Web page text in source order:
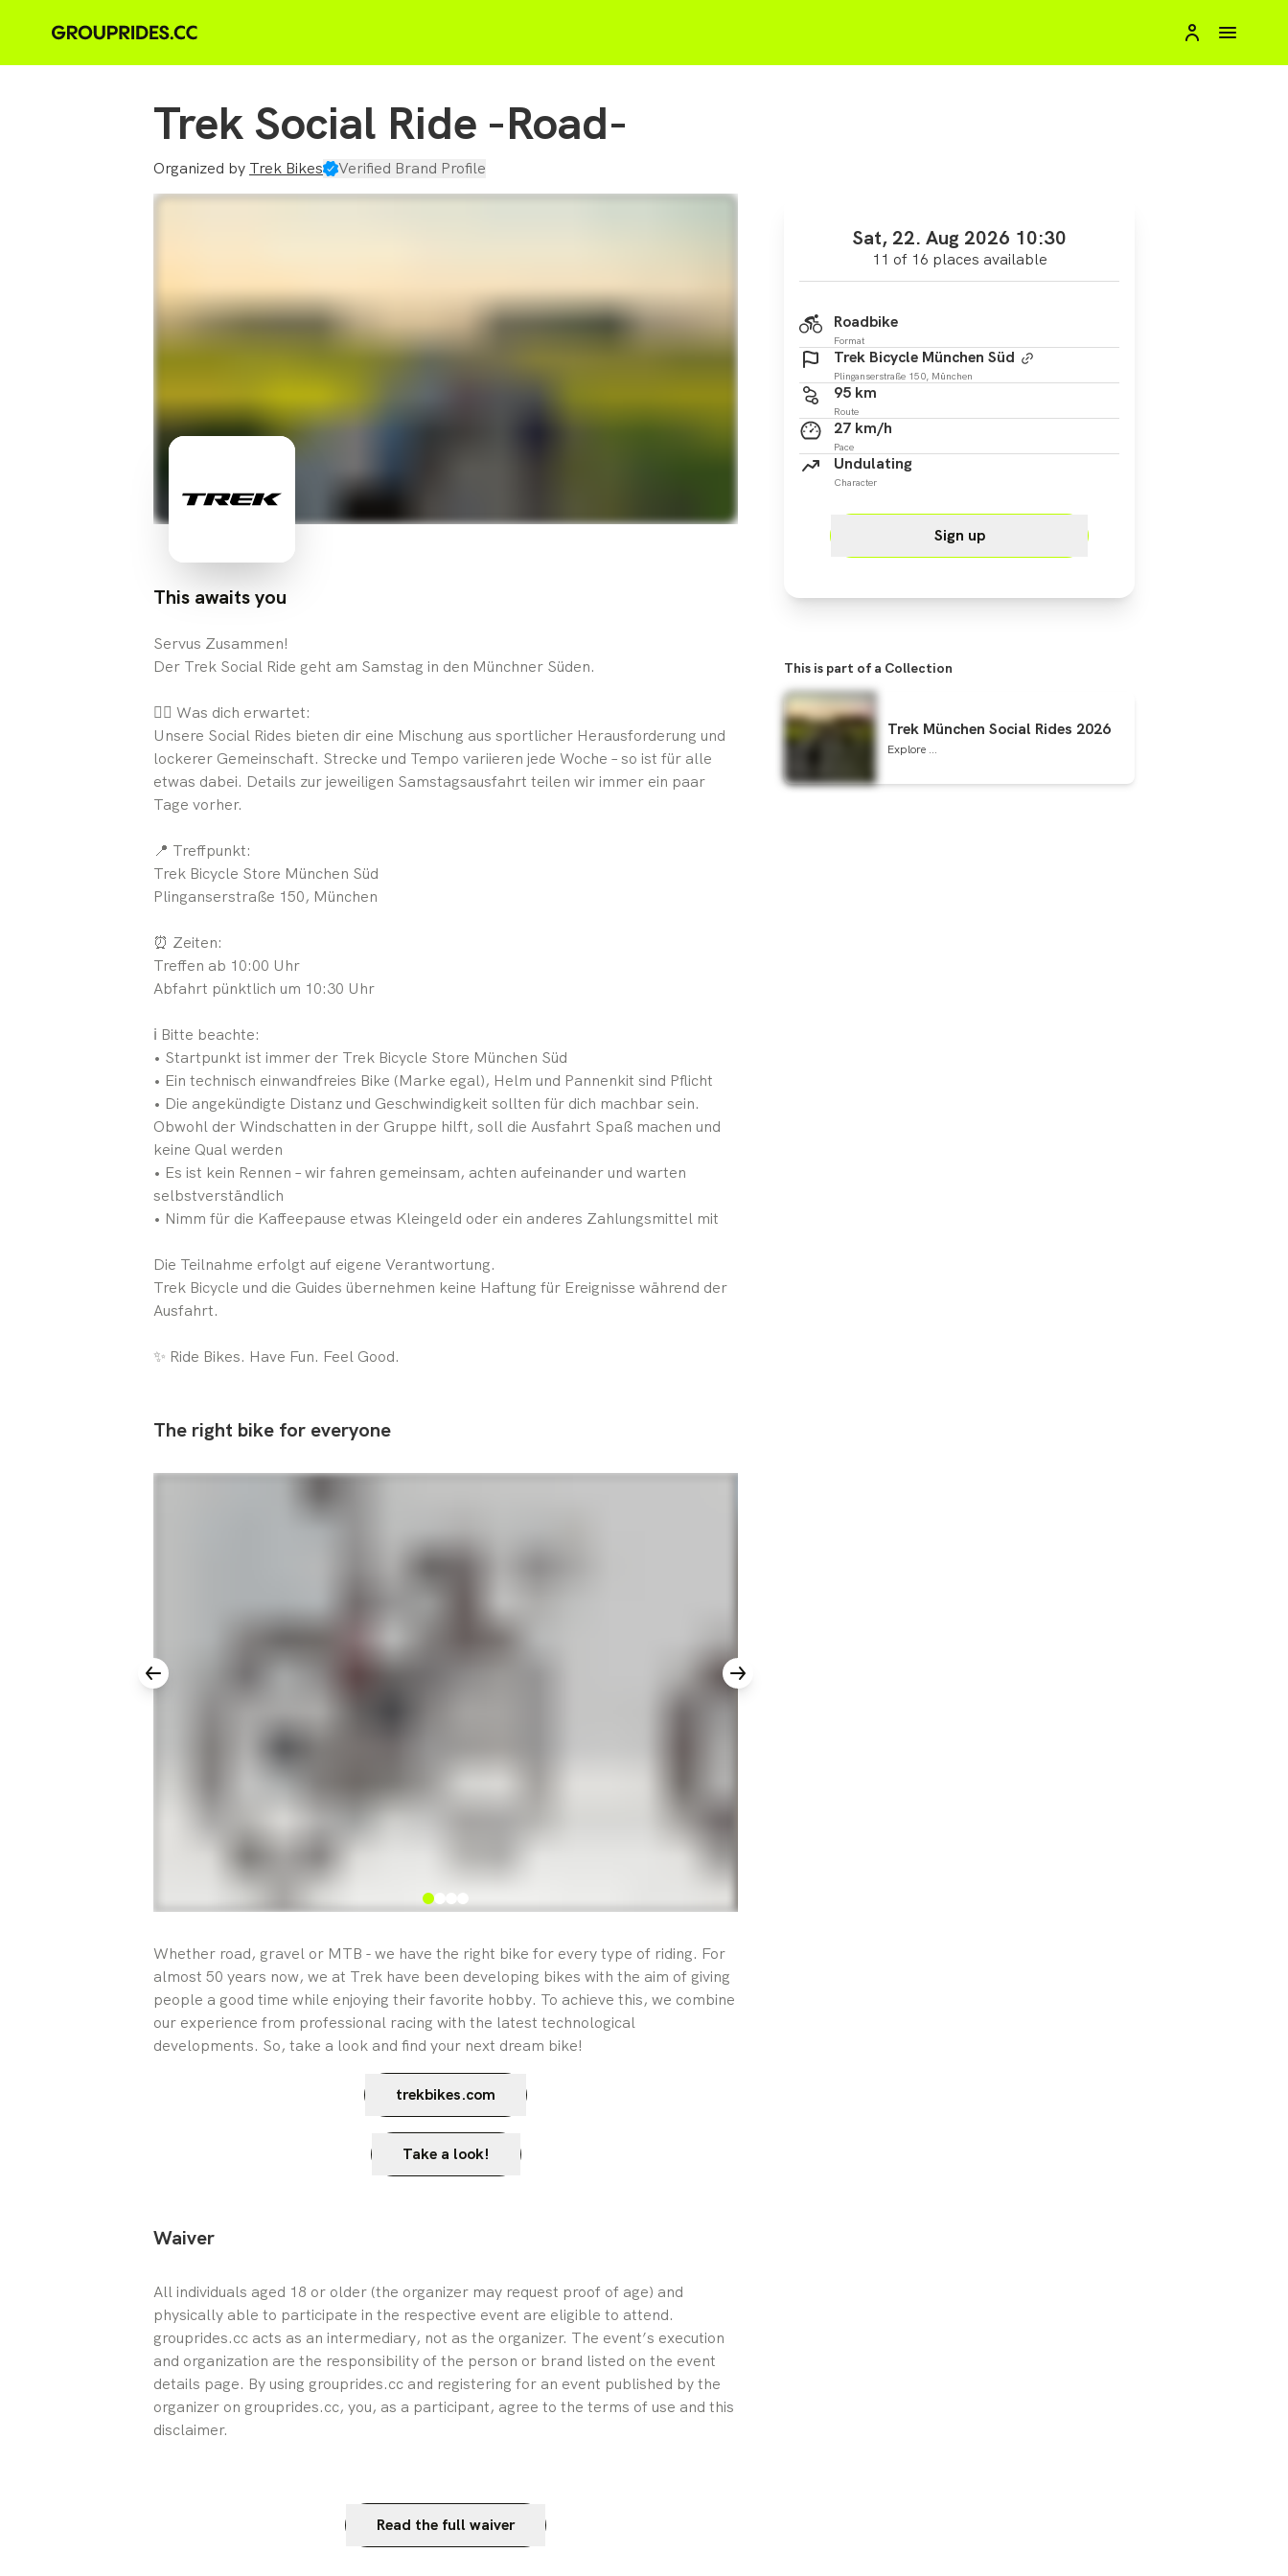
Trek Social Ride -Road-
Organized by Trek Bikes Verified Brand Profile
This awaits you
Servus Zusammen!
Der Trek Social Ride geht am Samstag in den Münchner Süden.
🚴‍♀️ Was dich erwartet:
Unsere Social Rides bieten dir eine Mischung aus sportlicher Herausforderung und
lockerer Gemeinschaft. Strecke und Tempo variieren jede Woche – so ist für alle
etwas dabei. Details zur jeweiligen Samstagsausfahrt teilen wir immer ein paar
Tage vorher.
📍 Treffpunkt:
Trek Bicycle Store München Süd
Plinganserstraße 150, München
⏰ Zeiten:
Treffen ab 10:00 Uhr
Abfahrt pünktlich um 10:30 Uhr
ℹ️ Bitte beachte:
• Startpunkt ist immer der Trek Bicycle Store München Süd
• Ein technisch einwandfreies Bike (Marke egal), Helm und Pannenkit sind Pflicht
• Die angekündigte Distanz und Geschwindigkeit sollten für dich machbar sein.
Obwohl der Windschatten in der Gruppe hilft, soll die Ausfahrt Spaß machen und
keine Qual werden
• Es ist kein Rennen – wir fahren gemeinsam, achten aufeinander und warten
selbstverständlich
• Nimm für die Kaffeepause etwas Kleingeld oder ein anderes Zahlungsmittel mit
Die Teilnahme erfolgt auf eigene Verantwortung.
Trek Bicycle und die Guides übernehmen keine Haftung für Ereignisse während der
Ausfahrt.
✨ Ride Bikes. Have Fun. Feel Good.
The right bike for everyone
Whether road, gravel or MTB - we have the right bike for every type of riding. For
almost 50 years now, we at Trek have been developing bikes with the aim of giving
people a good time while enjoying their favorite hobby. To achieve this, we combine
our experience from professional racing with the latest technological
developments. So, take a look and find your next dream bike!
trekbikes.com
Take a look!
Waiver
All individuals aged 18 or older (the organizer may request proof of age) and
physically able to participate in the respective event are eligible to attend.
grouprides.cc acts as an intermediary, not as the organizer. The event’s execution
and organization are the responsibility of the person or brand listed on the event
details page. By using grouprides.cc and registering for an event published by the
organizer on grouprides.cc, you, as a participant, agree to the terms of use and this
disclaimer.
Read the full waiver
Sat, 22. Aug 2026 10:30
11 of 16 places available
Roadbike
Format
Trek Bicycle München Süd
Plinganserstraße 150, München
95 km
Route
27 km/h
Pace
Undulating
Character
Sign up
This is part of a Collection
Trek München Social Rides 2026
Explore ...